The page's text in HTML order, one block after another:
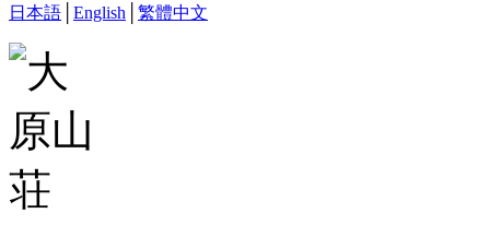
日本語 English 繁體中文